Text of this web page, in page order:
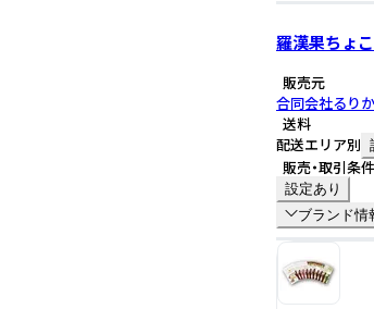
羅漢果ちょこ
販売元
合同会社るりか
送料
配送エリア別
販売・取引条件
設定あり
ブランド情